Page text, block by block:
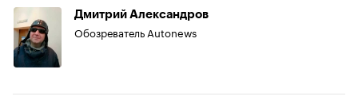
Дмитрий Александров
Обозреватель Autonews